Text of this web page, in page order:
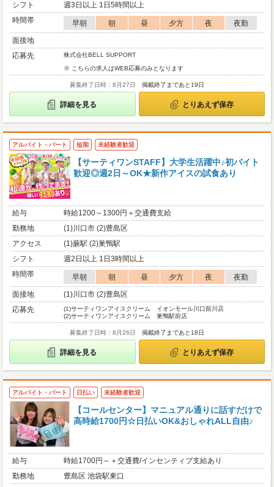
シフト
週3日以上 1日5時間以上
時間帯
早朝 朝 昼 夕方 夜
夜勤
面接地
応募先
株式会社BELL SUPPORT
※ こちらの求人はWEB応募のみとなります
募集終了日時：8月27日 掲載終了まであと19日
詳細を見る とりあえず保存
アルバイト・パート 短期 未経験者歓迎
【サーティワンSTAFF】大学生活躍中♪初バイト
歓迎◎週2日～OK★新作アイスの試食あり
給与
時給1200～1300円＋交通費支給
勤務地
(1)川口市 (2)豊島区
アクセス
(1)蕨駅 (2)巣鴨駅
シフト
週2日以上 1日3時間以上
時間帯
早朝 朝 昼 夕方 夜
夜勤
面接地
(1)川口市 (2)豊島区
応募先
(1)サーティワンアイスクリーム イオンモール川口前川店
(2)サーティワンアイスクリーム 巣鴨駅前店
募集終了日時：8月26日 掲載終了まであと18日
詳細を見る とりあえず保存
アルバイト・パート 日払い 未経験者歓迎
【コールセンター】マニュアル通りに話すだけで
高時給1700円☆日払いOK&おしゃれALL自由♪
給与
時給1700円～＋交通費/インセンティブ支給あり
勤務地
豊島区 池袋駅東口